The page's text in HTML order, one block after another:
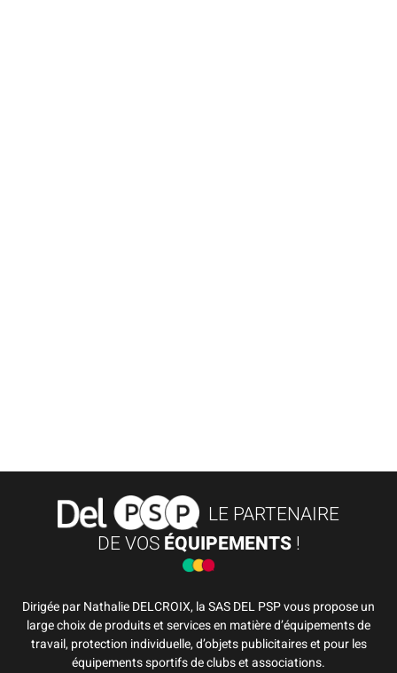
LE PARTENAIRE
DE VOSÉQUIPEMENTS!
Dirigée par Nathalie DELCROIX, la SAS DEL PSP vous propose un
large choix de produits et services en matière d’équipements de
travail, protection individuelle, d’objets publicitaires et pour les
équipements sportifs de clubs et associations.